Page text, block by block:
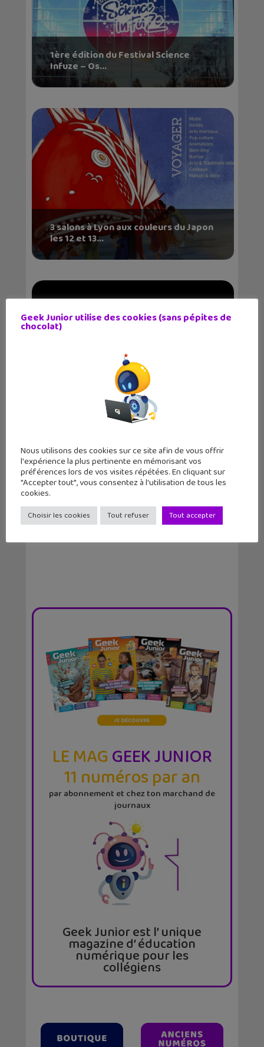
1ère édition du Festival Science
Infuze – Os...
3 salons à Lyon aux couleurs du Japon
les 12 et 13...
La liste des films Disney/Marvel à
Star’s Up, le Festival de l’espace, de
la sc...
LE MAGGEEK JUNIOR
11 numéros par an
par abonnement et chez ton marchand de
journaux
Geek Junior est l’ unique
magazine d’ éducation
numérique pour les
collégiens
Geek Junior utilise des cookies (sans pépites de
chocolat)
Nous utilisons des cookies sur ce site afin de vous offrir
l'expérience la plus pertinente en mémorisant vos
préférences lors de vos visites répétées. En cliquant sur
"Accepter tout", vous consentez à l'utilisation de tous les
cookies.
Choisir les cookies Tout refuser Tout accepter